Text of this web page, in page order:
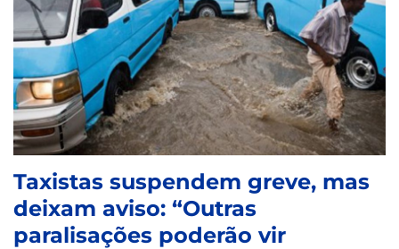
Taxistas suspendem greve, mas
deixam aviso: “Outras
paralisações poderão vir